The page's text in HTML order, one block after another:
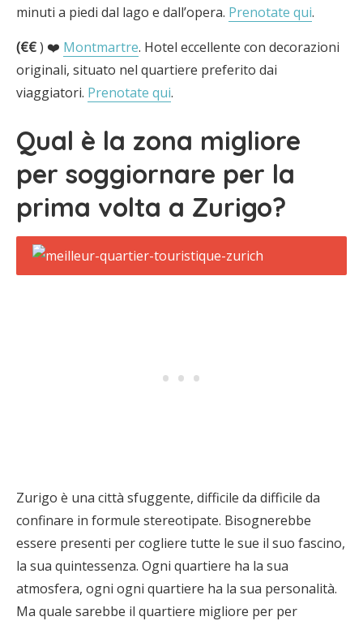
minuti a piedi dal lago e dall’opera. Prenotate qui.
(€€) ❤️ Montmartre. Hotel eccellente con decorazioni
originali, situato nel quartiere preferito dai
viaggiatori. Prenotate qui.
Qual è la zona migliore
per soggiornare per la
prima volta a Zurigo?
Zurigo è una città sfuggente, difficile da difficile da
confinare in formule stereotipate. Bisognerebbe
essere presenti per cogliere tutte le sue il suo fascino,
la sua quintessenza. Ogni quartiere ha la sua
atmosfera, ogni ogni quartiere ha la sua personalità.
Ma quale sarebbe il quartiere migliore per per